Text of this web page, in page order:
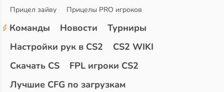
Прицел зайву
Прицелы PRO игроков
Команды Новости
Турниры
Настройки рук в CS2
CS2 WIKI
Скачать CS
FPL игроки CS2
Лучшие CFG по загрузкам